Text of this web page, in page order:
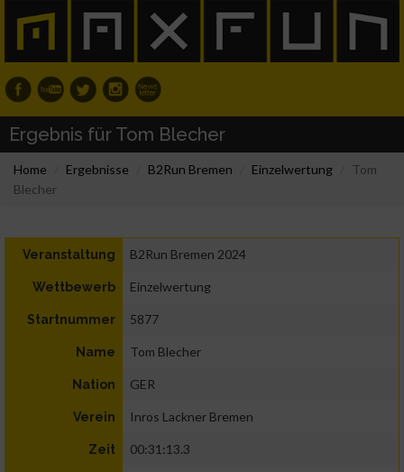
Ergebnis für Tom Blecher
Home Ergebnisse B2Run Bremen Einzelwertung
Tom
Blecher
Veranstaltung B2Run Bremen 2024
Wettbewerb Einzelwertung
Startnummer 5877
Name Tom Blecher
Nation GER
Verein Inros Lackner Bremen
Zeit 00:31:13.3